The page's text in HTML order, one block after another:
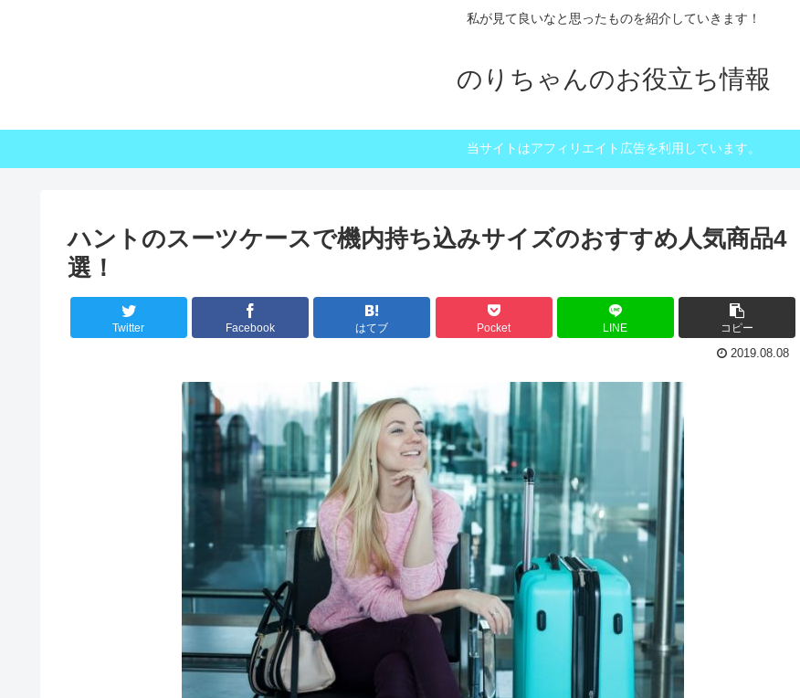
私が見て良いなと思ったものを紹介していきます！
のりちゃんのお役立ち情報
当サイトはアフィリエイト広告を利用しています。
ハントのスーツケースで機内持ち込みサイズのおすすめ人気商品4
選！
Twitter Facebook はてブ Pocket LINE コピー
2019.08.08